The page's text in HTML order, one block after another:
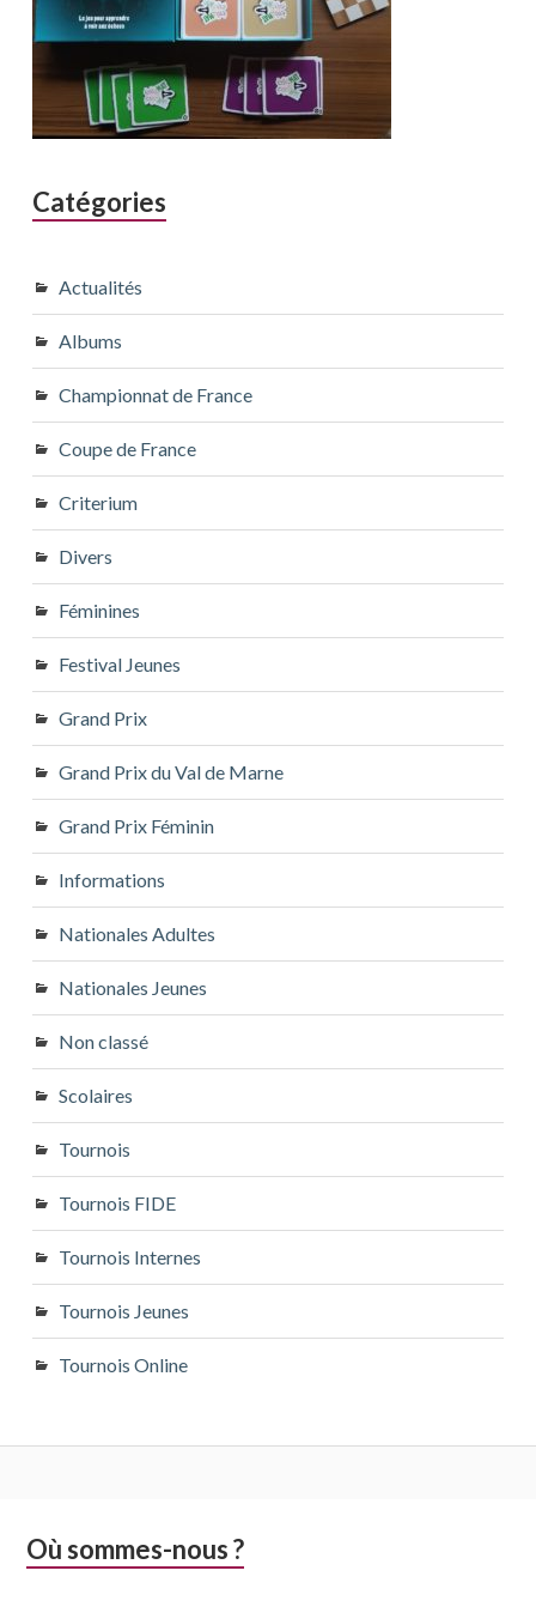
Catégories
Actualités
Albums
Championnat de France
Coupe de France
Criterium
Divers
Féminines
Festival Jeunes
Grand Prix
Grand Prix du Val de Marne
Grand Prix Féminin
Informations
Nationales Adultes
Nationales Jeunes
Non classé
Scolaires
Tournois
Tournois FIDE
Tournois Internes
Tournois Jeunes
Tournois Online
Colonne
Où sommes-nous ?